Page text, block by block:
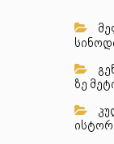
ზე